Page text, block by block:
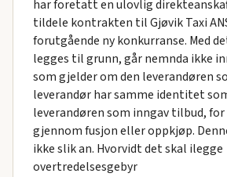
har foretatt en ulovlig
tildele kontrakten til Gjøvik Taxi
forutgående ny konkurranse. Med
legges til grunn, går nemnda ikke
som gjelder om den leverandøren
leverandør har samme identitet
leverandøren som inngav tilbud,
gjennom fusjon eller oppkjøp.
ikke slik an. Hvorvidt det skal ilegge
overtredelsesgebyr